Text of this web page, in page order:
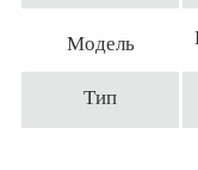
Модель
Тип